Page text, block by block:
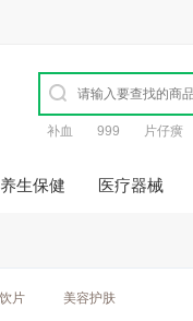
补血 999 片仔癀
养生保健 医疗器械
片 美容护肤